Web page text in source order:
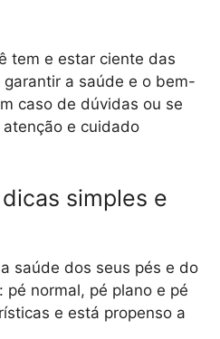
tem e estar ciente das
a saúde e o bem-
caso de dúvidas ou se
e cuidado
simples e
saúde dos seus pés e do
normal, pé plano e pé
e está propenso a